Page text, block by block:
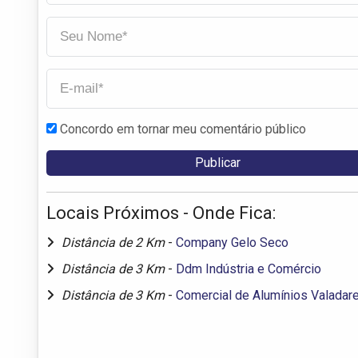
Concordo em tornar meu comentário público
Locais Próximos - Onde Fica:
Distância de 2 Km - Company Gelo Seco
Distância de 3 Km - Ddm Indústria e Comércio
Distância de 3 Km - Comercial de Alumínios